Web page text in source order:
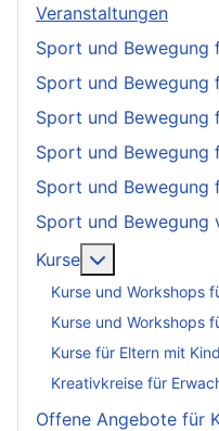
Veranstaltungen
Sport und Bewegung
Sport und Bewegung
Sport und Bewegung
Sport und Bewegung
Sport und Bewegung
Sport und Bewegung
Kurse
Kurse und Workshops
Kurse und Workshops
Kurse für Eltern mit Kind
Kreativkreise für
Offene Angebote für